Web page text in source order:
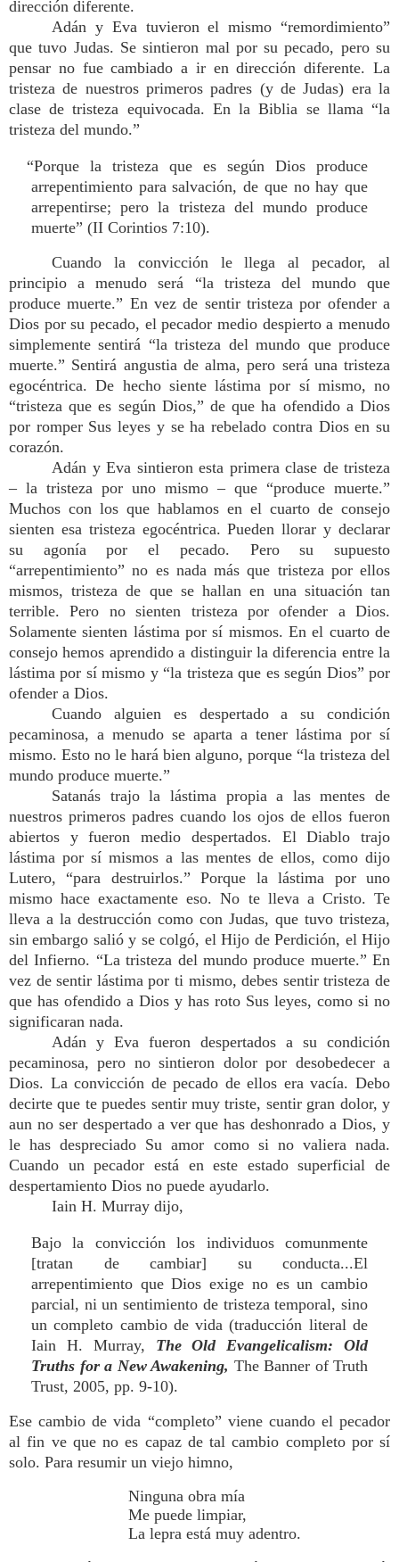
dirección diferente.
Adán y Eva tuvieron el mismo “remordimiento”
que tuvo Judas. Se sintieron mal por su pecado, pero su
pensar no fue cambiado a ir en dirección diferente. La
tristeza de nuestros primeros padres (y de Judas) era la
clase de tristeza equivocada. En la Biblia se llama “la
tristeza del mundo.”
“Porque la tristeza que es según Dios produce
arrepentimiento para salvación, de que no hay que
arrepentirse; pero la tristeza del mundo produce
muerte” (II Corintios 7:10).
Cuando la convicción le llega al pecador, al
principio a menudo será “la tristeza del mundo que
produce muerte.” En vez de sentir tristeza por ofender a
Dios por su pecado, el pecador medio despierto a menudo
simplemente sentirá “la tristeza del mundo que produce
muerte.” Sentirá angustia de alma, pero será una tristeza
egocéntrica. De hecho siente lástima por sí mismo, no
“tristeza que es según Dios,” de que ha ofendido a Dios
por romper Sus leyes y se ha rebelado contra Dios en su
corazón.
Adán y Eva sintieron esta primera clase de tristeza
– la tristeza por uno mismo – que “produce muerte.”
Muchos con los que hablamos en el cuarto de consejo
sienten esa tristeza egocéntrica. Pueden llorar y declarar
su agonía por el pecado. Pero su supuesto
“arrepentimiento” no es nada más que tristeza por ellos
mismos, tristeza de que se hallan en una situación tan
terrible. Pero no sienten tristeza por ofender a Dios.
Solamente sienten lástima por sí mismos. En el cuarto de
consejo hemos aprendido a distinguir la diferencia entre la
lástima por sí mismo y “la tristeza que es según Dios” por
ofender a Dios.
Cuando alguien es despertado a su condición
pecaminosa, a menudo se aparta a tener lástima por sí
mismo. Esto no le hará bien alguno, porque “la tristeza del
mundo produce muerte.”
Satanás trajo la lástima propia a las mentes de
nuestros primeros padres cuando los ojos de ellos fueron
abiertos y fueron medio despertados. El Diablo trajo
lástima por sí mismos a las mentes de ellos, como dijo
Lutero, “para destruirlos.” Porque la lástima por uno
mismo hace exactamente eso. No te lleva a Cristo. Te
lleva a la destrucción como con Judas, que tuvo tristeza,
sin embargo salió y se colgó, el Hijo de Perdición, el Hijo
del Infierno. “La tristeza del mundo produce muerte.” En
vez de sentir lástima por ti mismo, debes sentir tristeza de
que has ofendido a Dios y has roto Sus leyes, como si no
significaran nada.
Adán y Eva fueron despertados a su condición
pecaminosa, pero no sintieron dolor por desobedecer a
Dios. La convicción de pecado de ellos era vacía. Debo
decirte que te puedes sentir muy triste, sentir gran dolor, y
aun no ser despertado a ver que has deshonrado a Dios, y
le has despreciado Su amor como si no valiera nada.
Cuando un pecador está en este estado superficial de
despertamiento Dios no puede ayudarlo.
Iain H. Murray dijo,
Bajo la convicción los individuos comunmente
[tratan de cambiar] su conducta...El
arrepentimiento que Dios exige no es un cambio
parcial, ni un sentimiento de tristeza temporal, sino
un completo cambio de vida (traducción literal de
Iain H. Murray, The Old Evangelicalism: Old
Truths for a New Awakening, The Banner of Truth
Trust, 2005, pp. 9-10).
Ese cambio de vida “completo” viene cuando el pecador
al fin ve que no es capaz de tal cambio completo por sí
solo. Para resumir un viejo himno,
Ninguna obra mía
Me puede limpiar,
La lepra está muy adentro.